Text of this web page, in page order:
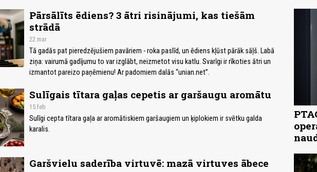
Pārsālīts ēdiens? 3 ātri risinājumi, kas tiešām
strādā
22.mar
Tā gadās pat pieredzējušiem pavāriem - roka paslīd, un ēdiens kļūst pārāk sāļš. Labā
ziņa: vairumā gadījumu to var izglābt, neizmetot visu katlu. Svarīgi ir rīkoties ātri un
izmantot pareizo paņēmienu! Ar padomiem dalās “unian.net”.
Sulīgais tītara gaļas cepetis ar garšaugu aromātu
15.feb
Sulīgi cepta tītara gaļa ar aromātiskiem garšaugiem un ķiplokiem ir svētku galda
karalis.
Garšvielu saderība virtuvē: mazā virtuves ābece